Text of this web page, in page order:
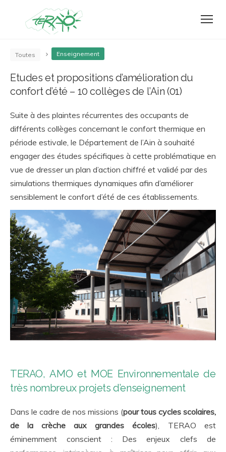
Toutes Enseignement
Etudes et propositions d’amélioration du
confort d’été – 10 collèges de l’Ain (01)
Suite à des plaintes récurrentes des occupants de
différents collèges concernant le confort thermique en
période estivale, le Département de l’Ain à souhaité
engager des études spécifiques à cette problématique en
vue de dresser un plan d’action chiffré et validé par des
simulations thermiques dynamiques afin d’améliorer
sensiblement le confort d’été de ces établissements.
TERAO, AMO et MOE Environnementale de
très nombreux projets d’enseignement
Dans le cadre de nos missions (pour tous cycles scolaires,
de la crèche aux grandes écoles), TERAO est
éminemment conscient : Des enjeux clefs de